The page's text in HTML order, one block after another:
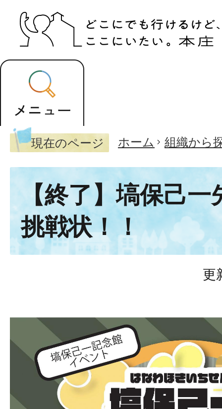
現在のページ ホーム 組織から
【終了】塙保己
挑戦状！！
更